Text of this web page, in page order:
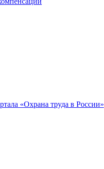
«Охрана труда в России»